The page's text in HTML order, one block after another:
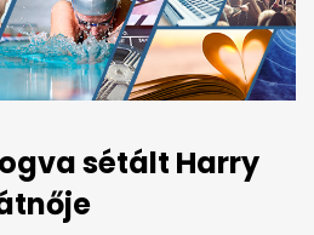
sétált Harry